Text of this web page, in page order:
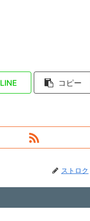
LINE コピー
ストロク